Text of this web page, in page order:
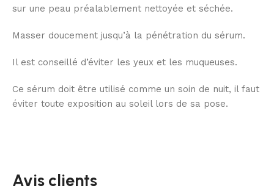
sur une peau préalablement nettoyée et séchée.
Masser doucement jusqu’à la pénétration du sérum.
Il est conseillé d’éviter les yeux et les muqueuses.
Ce sérum doit être utilisé comme un soin de nuit, il faut
éviter toute exposition au soleil lors de sa pose.
Avis clients